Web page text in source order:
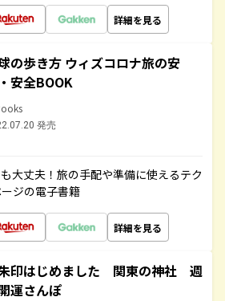
詳細を見る
の歩き方 ウィズコロナ旅の安
安全BOOK
発売
大丈夫！旅の手配や準備に使えるテク
ジの電子書籍
詳細を見る
印はじめました 関東の神社 週
運さんぽ